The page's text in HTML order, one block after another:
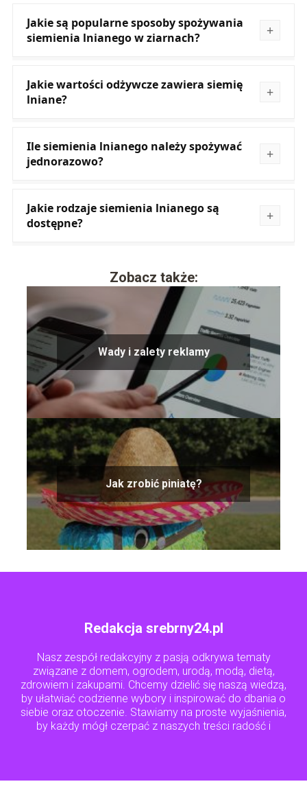
Jakie są popularne sposoby spożywania
siemienia lnianego w ziarnach?
Jakie wartości odżywcze zawiera siemię
lniane?
Ile siemienia lnianego należy spożywać
jednorazowo?
Jakie rodzaje siemienia lnianego są
dostępne?
Zobacz także:
Wady i zalety reklamy
Jak zrobić piniatę?
Redakcja srebrny24.pl
Nasz zespół redakcyjny z pasją odkrywa tematy
związane z domem, ogrodem, urodą, modą, dietą,
zdrowiem i zakupami. Chcemy dzielić się naszą wiedzą,
by ułatwiać codzienne wybory i inspirować do dbania o
siebie oraz otoczenie. Stawiamy na proste wyjaśnienia,
by każdy mógł czerpać z naszych treści radość i